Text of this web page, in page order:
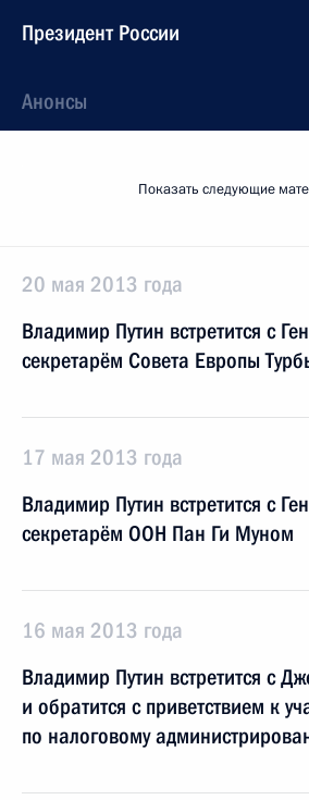
Президент России
Анонсы
Показать следующие
20 мая 2013 года
Владимир Путин встретится с
секретарём Совета Европы
17 мая 2013 года
Владимир Путин встретится с
секретарём ООН Пан Ги Муном
16 мая 2013 года
Владимир Путин встретится с
и обратится с приветствием к
по налоговому